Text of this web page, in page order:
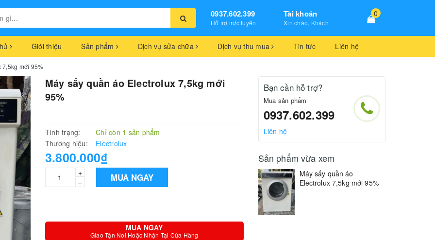
0937.602.399
Hỗ trợ trực tuyến
Tài khoản
Xin chào, Khách
0
Giới thiệu Sản phẩm Dịch vụ sửa chữa Dịch vụ thu mua Tin tức Liên hệ
7,5kg mới 95%
Máy sấy quần áo Electrolux 7,5kg mới
95%
Tình trạng:
Chỉ còn 1 sản phẩm
Thương hiệu:
Electrolux
3.800.000₫
+
–
MUA NGAY
MUA NGAY
Giao Tận Nơi Hoặc Nhận Tại Cửa Hàng
Bạn cần hỗ trợ?
Mua sản phẩm
0937.602.399
Liên hệ
Sản phẩm vừa xem
Máy sấy quần áo
Electrolux 7,5kg mới 95%